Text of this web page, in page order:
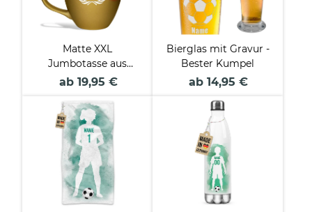
Matte XXL
Jumbotasse aus
Porzellan mit Gravur -
- Soft Touch
ab 19,95 €
Bierglas mit Gravur -
Bester Kumpel
ab 14,95 €